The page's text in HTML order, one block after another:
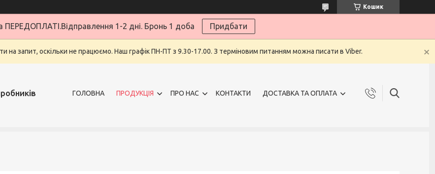
Кошик
ПЕРЕДОПЛАТІ.Відправлення 1-2 дні. Бронь 1 доба Придбати
на запит, оскільки не працюємо. Наш графік ПН-ПТ з 9.30-17.00. З терміновим питанням можна писати в Viber.
ГОЛОВНА ПРОДУКЦІЯ ПРО НАС КОНТАКТИ ДОСТАВКА ТА ОПЛАТА